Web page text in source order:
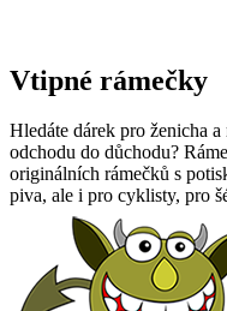
Vtipné rámečky
Hledáte dárek pro ženicha
odchodu do důchodu?
originálních rámečků s
piva, ale i pro cyklisty, pro